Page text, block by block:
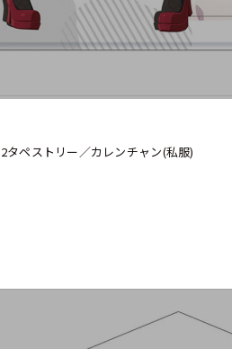
タペストリー／カレンチャン(私服)